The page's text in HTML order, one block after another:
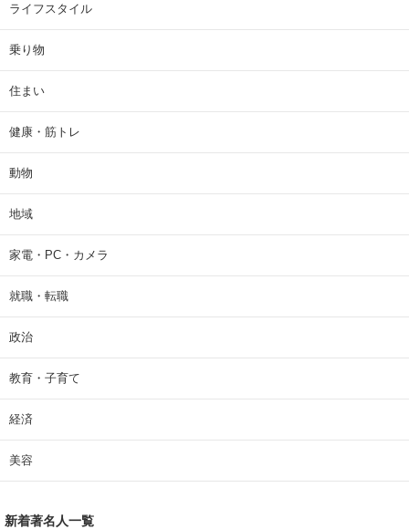
ライフスタイル
乗り物
住まい
健康・筋トレ
動物
地域
家電・PC・カメラ
就職・転職
政治
教育・子育て
経済
美容
新着著名人一覧